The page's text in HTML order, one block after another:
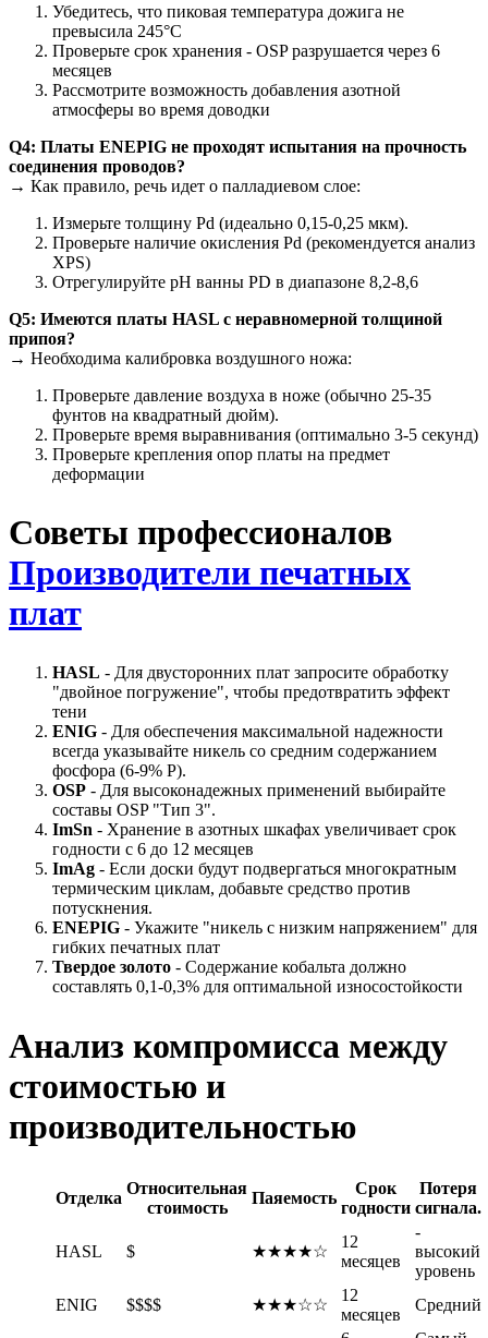
Убедитесь, что пиковая температура дожига не
превысила 245°C
Проверьте срок хранения - OSP разрушается через 6
месяцев
Рассмотрите возможность добавления азотной
атмосферы во время доводки
Q4: Платы ENEPIG не проходят испытания на прочность
соединения проводов?
→ Как правило, речь идет о палладиевом слое:
Измерьте толщину Pd (идеально 0,15-0,25 мкм).
Проверьте наличие окисления Pd (рекомендуется анализ
XPS)
Отрегулируйте pH ванны PD в диапазоне 8,2-8,6
Q5: Имеются платы HASL с неравномерной толщиной
припоя?
→ Необходима калибровка воздушного ножа:
Проверьте давление воздуха в ноже (обычно 25-35
фунтов на квадратный дюйм).
Проверьте время выравнивания (оптимально 3-5 секунд)
Проверьте крепления опор платы на предмет
деформации
Советы профессионалов
Производители печатных
плат
HASL - Для двусторонних плат запросите обработку
"двойное погружение", чтобы предотвратить эффект
тени
ENIG - Для обеспечения максимальной надежности
всегда указывайте никель со средним содержанием
фосфора (6-9% P).
OSP - Для высоконадежных применений выбирайте
составы OSP "Тип 3".
ImSn - Хранение в азотных шкафах увеличивает срок
годности с 6 до 12 месяцев
ImAg - Если доски будут подвергаться многократным
термическим циклам, добавьте средство против
потускнения.
ENEPIG - Укажите "никель с низким напряжением" для
гибких печатных плат
Твердое золото - Содержание кобальта должно
составлять 0,1-0,3% для оптимальной износостойкости
Анализ компромисса между
стоимостью и
производительностью
Отделка
Относительная
стоимость
Паяемость
Срок
годности
Потеря
сигнала.
HASL $ ★★★★☆
12
месяцев
-
высокий
уровень
ENIG
$$$$ ★★★☆☆
12
месяцев
Средний